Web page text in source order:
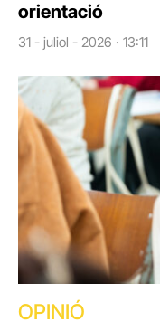
orientació
31 - juliol - 2026 · 13:11
OPINIÓ